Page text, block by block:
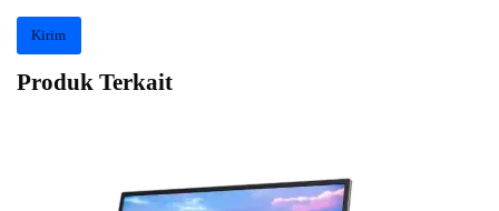
Produk Terkait